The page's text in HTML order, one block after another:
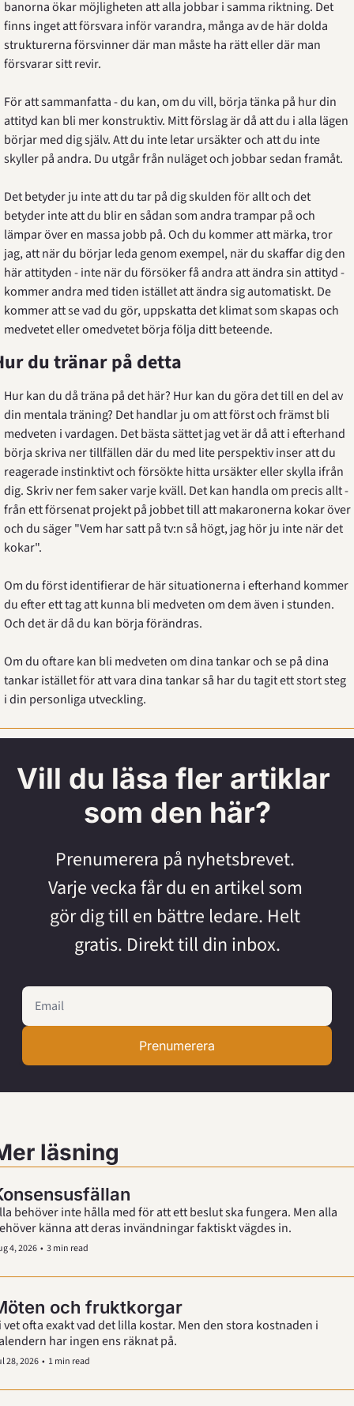
banorna ökar möjligheten att alla jobbar i samma riktning. Det
finns inget att försvara inför varandra, många av de här dolda
strukturerna försvinner där man måste ha rätt eller där man
försvarar sitt revir.
För att sammanfatta - du kan, om du vill, börja tänka på hur din
attityd kan bli mer konstruktiv. Mitt förslag är då att du i alla lägen
börjar med dig själv. Att du inte letar ursäkter och att du inte
skyller på andra. Du utgår från nuläget och jobbar sedan framåt.
Det betyder ju inte att du tar på dig skulden för allt och det
betyder inte att du blir en sådan som andra trampar på och
lämpar över en massa jobb på. Och du kommer att märka, tror
jag, att när du börjar leda genom exempel, när du skaffar dig den
här attityden - inte när du försöker få andra att ändra sin attityd -
kommer andra med tiden istället att ändra sig automatiskt. De
kommer att se vad du gör, uppskatta det klimat som skapas och
medvetet eller omedvetet börja följa ditt beteende.
du tränar på detta
Hur kan du då träna på det här? Hur kan du göra det till en del av
din mentala träning? Det handlar ju om att först och främst bli
medveten i vardagen. Det bästa sättet jag vet är då att i efterhand
börja skriva ner tillfällen där du med lite perspektiv inser att du
reagerade instinktivt och försökte hitta ursäkter eller skylla ifrån
dig. Skriv ner fem saker varje kväll. Det kan handla om precis allt -
från ett försenat projekt på jobbet till att makaronerna kokar över
och du säger "Vem har satt på tv:n så högt, jag hör ju inte när det
kokar".
Om du först identifierar de här situationerna i efterhand kommer
du efter ett tag att kunna bli medveten om dem även i stunden.
Och det är då du kan börja förändras.
Om du oftare kan bli medveten om dina tankar och se på dina
tankar istället för att vara dina tankar så har du tagit ett stort steg
i din personliga utveckling.
Vill du läsa fler artiklar
som den här?
Prenumerera på nyhetsbrevet.
Varje vecka får du en artikel som
gör dig till en bättre ledare. Helt
gratis. Direkt till din inbox.
Prenumerera
läsning
behöver inte hålla med för att ett beslut ska fungera. Men alla
känna att deras invändningar faktiskt vägdes in.
4, 2026 • 3 min read
och fruktkorgar
vet ofta exakt vad det lilla kostar. Men den stora kostnaden i
28, 2026 • 1 min read